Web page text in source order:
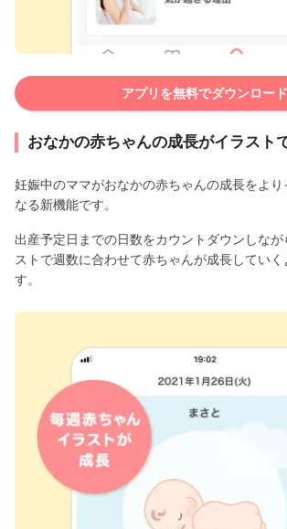
アプリを無料でダウンロード
おなかの赤ちゃんの成長がイラスト
妊娠中のママがおなかの赤ちゃんの成長をより
なる新機能です。
出産予定日までの日数をカウントダウンしなが
ストで週数に合わせて赤ちゃんが成長していく
す。